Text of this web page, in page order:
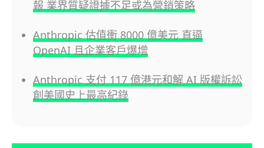
報 業界質疑證據不足或為營銷策略
Anthropic 估值衝 8000 億美元 直逼
OpenAI 且企業客戶爆增
Anthropic 支付 117 億港元和解 AI 版權訴訟
創美國史上最高紀錄